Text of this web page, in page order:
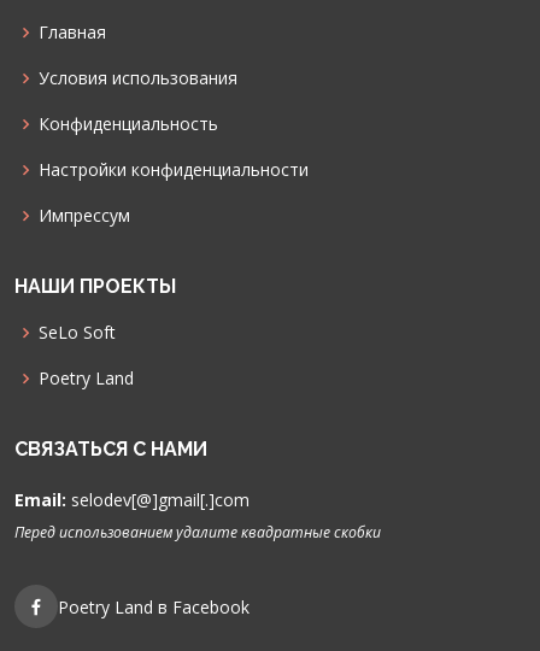
Главная
Условия использования
Конфиденциальность
Настройки конфиденциальности
Импрессум
НАШИ ПРОЕКТЫ
SeLo Soft
Poetry Land
СВЯЗАТЬСЯ С НАМИ
Email: selodev[@]gmail[.]com
Перед использованием удалите квадратные скобки
Poetry Land в Facebook